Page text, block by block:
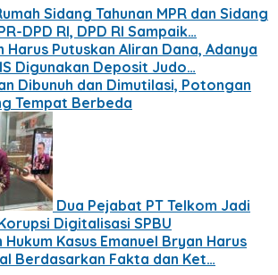
Sidang Tahunan MPR dan Sidang
DPD RI, DPD RI Sampaik…
Harus Putuskan Aliran Dana, Adanya
Digunakan Deposit Judo…
Dibunuh dan Dimutilasi, Potongan
Tempat Berbeda
Dua Pejabat PT Telkom Jadi
Digitalisasi SPBU
Kasus Emanuel Bryan Harus
Berdasarkan Fakta dan Ket…